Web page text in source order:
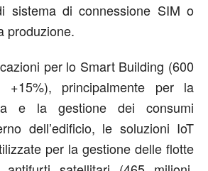
sistema di connessione SIM o
produzione.
per lo Smart Building (600
principalmente per la
e la gestione dei consumi
dell’edificio, le soluzioni IoT
per la gestione delle flotte